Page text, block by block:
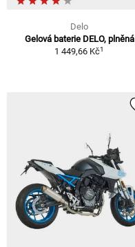
Delo
Gelová baterie DELO, plněná
1 449,66 Kč1